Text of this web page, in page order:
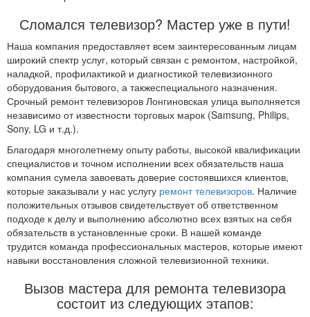
Сломался телевизор? Мастер уже в пути!
Наша компания предоставляет всем заинтересованным лицам
широкий спектр услуг, который связан с ремонтом, настройкой,
наладкой, профилактикой и диагностикой телевизионного
оборудования бытового, а такжеспециального назначения.
Срочный ремонт телевизоров Лонгиновская улица выполняется
независимо от известности торговых марок (Samsung, Philips,
Sony, LG и т.д.).
Благодаря многолетнему опыту работы, высокой квалификации
специалистов и точном исполнении всех обязательств наша
компания сумела завоевать доверие состоявшихся клиентов,
которые заказывали у нас услугу ремонт телевизоров. Наличие
положительных отзывов свидетельствует об ответственном
подходе к делу и выполнению абсолютно всех взятых на себя
обязательств в установленные сроки. В нашей команде
трудится команда профессиональных мастеров, которые имеют
навыки восстановления сложной телевизионной техники.
Вызов мастера для ремонта телевизора
состоит из следующих этапов: